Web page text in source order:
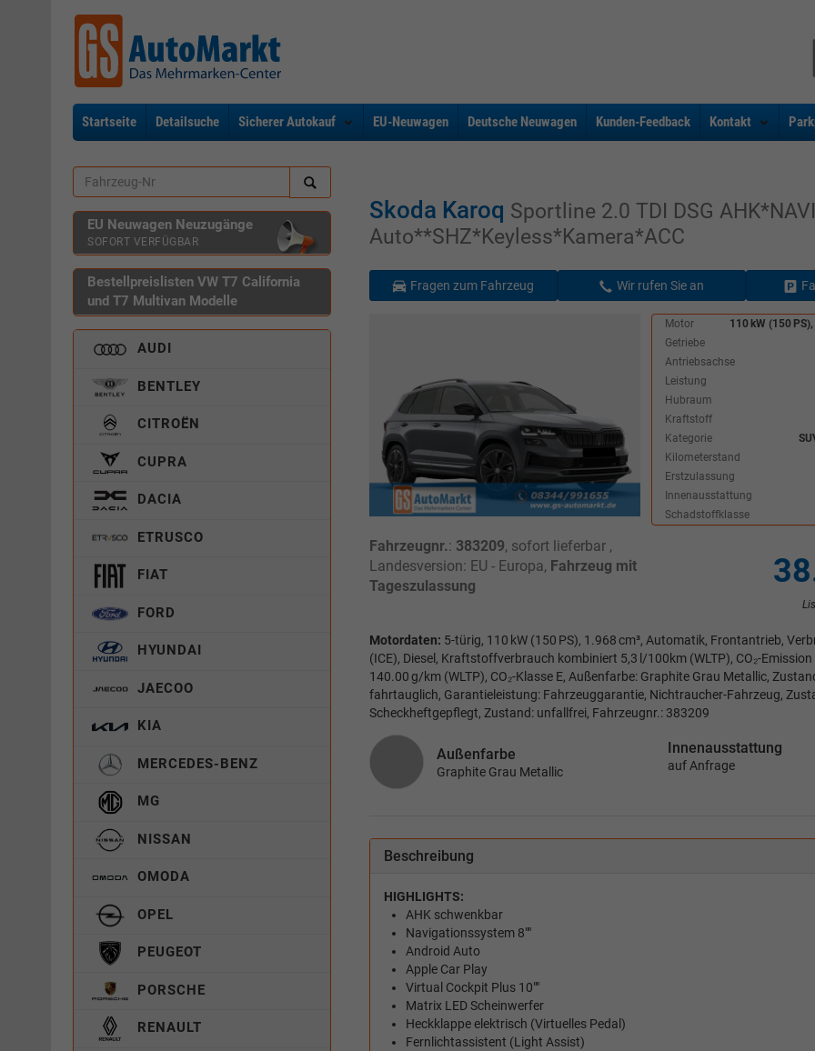
Startseite Detailsuche Sicherer Autokauf EU-Neuwagen Deutsche Neuwagen Kunden-Feedback Kontakt
Skoda Karoq Sportline 2.0 TDI DSG
Auto**SHZ*Keyless*Kamera*ACC
Fragen zum Fahrzeug Wir rufen Sie an
Motor
110 kW (150
Getriebe
Antriebsachse
Leistung
Hubraum
Kraftstoff
Kategorie
Kilometerstand
Erstzulassung
Innenausstattung
Schadstoffklasse
Fahrzeugnr.: 383209, sofort lieferbar,
Landesversion: EU - Europa, Fahrzeug mit
Tageszulassung
Motordaten: 5-türig, 110 kW (150 PS), 1.968 cm³, Automatik, Frontantrieb,
(ICE), Diesel, Kraftstoffverbrauch kombiniert 5,3 l/100km (WLTP), CO₂-
140.00 g/km (WLTP), CO₂-Klasse E, Außenfarbe: Graphite Grau Metallic,
fahrtauglich, Garantieleistung: Fahrzeuggarantie, Nichtraucher-Fahrzeug,
Scheckheftgepflegt, Zustand: unfallfrei, Fahrzeugnr.: 383209
Außenfarbe
Graphite Grau Metallic
Innenausstattung
auf Anfrage
Beschreibung
HIGHLIGHTS:
AHK schwenkbar
Navigationssystem 8""
Android Auto
Apple Car Play
Virtual Cockpit Plus 10""
Matrix LED Scheinwerfer
Heckklappe elektrisch (Virtuelles Pedal)
Fernlichtassistent (Light Assist)
EU Neuwagen Neuzugänge
SOFORT VERFÜGBAR
Bestellpreislisten VW T7 California
und T7 Multivan Modelle
AUDI
BENTLEY
CITROËN
CUPRA
DACIA
ETRUSCO
FIAT
FORD
HYUNDAI
JAECOO
KIA
MERCEDES-BENZ
MG
NISSAN
OMODA
OPEL
PEUGEOT
PORSCHE
RENAULT